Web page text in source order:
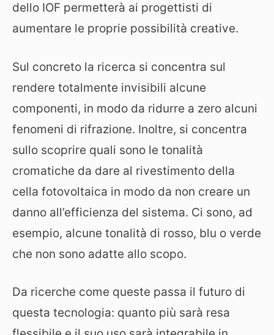
dello IOF permetterà ai progettisti di
aumentare le proprie possibilità creative.
Sul concreto la ricerca si concentra sul
rendere totalmente invisibili alcune
componenti, in modo da ridurre a zero alcuni
fenomeni di rifrazione. Inoltre, si concentra
sullo scoprire quali sono le tonalità
cromatiche da dare al rivestimento della
cella fotovoltaica in modo da non creare un
danno all’efficienza del sistema. Ci sono, ad
esempio, alcune tonalità di rosso, blu o verde
che non sono adatte allo scopo.
Da ricerche come queste passa il futuro di
questa tecnologia: quanto più sarà resa